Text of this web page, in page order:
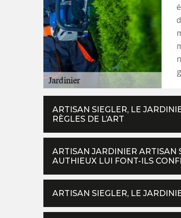
ARTISAN SIEGLER, LE
RÈGLES DE L’ART
ARTISAN JARDINIER ARTISAN
AUTHIEUX LUI FONT-ILS
ARTISAN SIEGLER, LE